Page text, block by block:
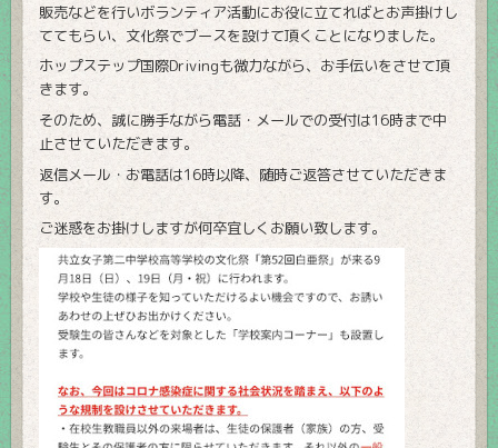
販売などを行いボランティア活動にお役に立てればとお声掛けし
ててもらい、文化祭でブースを設けて頂くことになりました。
ホップステップ国際Drivingも微力ながら、お手伝いをさせて頂
きます。
そのため、誠に勝手ながら電話・メールでの受付は16時まで中
止させていただきます。
返信メール・お電話は16時以降、随時ご返答させていただきま
す。
ご迷惑をお掛けしますが何卒宜しくお願い致します。